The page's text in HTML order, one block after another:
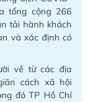
tổng cộng 266
tải hành khách
và xác định có
về từ các địa
cách xã hội
đó TP Hồ Chí